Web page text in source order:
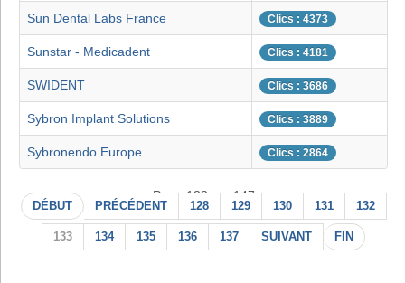
Sun Dental Labs France Clics : 4373
Sunstar - Medicadent Clics : 4181
SWIDENT Clics : 3686
Sybron Implant Solutions Clics : 3889
Sybronendo Europe Clics : 2864
Page 133 sur 147
DÉBUT PRÉCÉDENT 128 129 130 131 132
133 134 135 136 137 SUIVANT FIN